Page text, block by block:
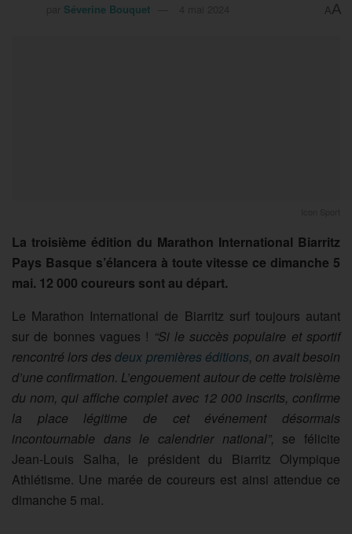
Séverine Bouquet AA
La troisième édition du Marathon International Biarritz
Pays Basque s’élancera à toute vitesse ce dimanche 5
mai. 12 000 coureurs sont au départ.
Le Marathon International de Biarritz surf toujours autant
sur de bonnes vagues ! “Si le succès populaire et sportif
rencontré lors desdeux premières éditions, on avait besoin
d’une confirmation. L’engouement autour de cette troisième
du nom, qui affiche complet avec 12 000 inscrits, confirme
la place légitime de cet événement désormais
incontournable dans le calendrier national”, se félicite
Jean-Louis Salha, le président du Biarritz Olympique
Athlétisme. Une marée de coureurs est ainsi attendue ce
dimanche 5 mai.